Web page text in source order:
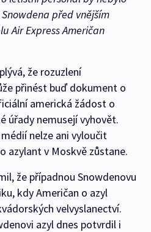
před vnějším
Air Express Američan
že rozuzlení
přinést buď dokument o
americká žádost o
úřady nemusejí vyhovět.
nelze ani vyloučit
azylant v Moskvě zůstane.
že případnou Snowdenovu
kdy Američan o azyl
velvyslanectví.
azyl dnes potvrdil i